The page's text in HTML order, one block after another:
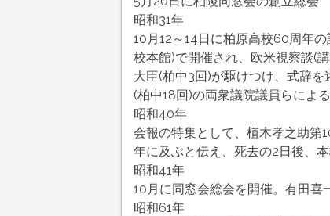
昭和31年
10月12～14日に柏原高校60周年
校本館)で開催され、欧米視察談(
大臣(柏中3回)が駆けつけ、式辞
(柏中18回)の両衆議院議員らによ
昭和40年
会報の特集として、植木孝之助第
年に及ぶと伝え、死去の2日後、
昭和41年
10月に同窓会総会を開催。有田喜
昭和61年